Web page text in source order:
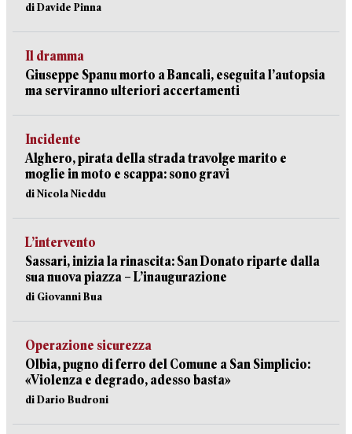
di Davide Pinna
Il dramma
Giuseppe Spanu morto a Bancali, eseguita l’autopsia
ma serviranno ulteriori accertamenti
Incidente
Alghero, pirata della strada travolge marito e
moglie in moto e scappa: sono gravi
di Nicola Nieddu
L’intervento
Sassari, inizia la rinascita: San Donato riparte dalla
sua nuova piazza – L’inaugurazione
di Giovanni Bua
Operazione sicurezza
Olbia, pugno di ferro del Comune a San Simplicio:
«Violenza e degrado, adesso basta»
di Dario Budroni